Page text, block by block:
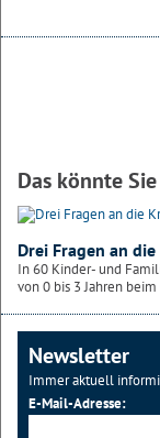
Das könnte
Drei Fragen an
In 60 Kinder- und
von 0 bis 3 Jahren
Newsletter
Immer aktuell
E-Mail-Adresse: